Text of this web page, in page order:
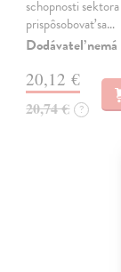
schopnosti
prispôsobovať sa…
Dodávateľ
20,12 €
20,74 € ?